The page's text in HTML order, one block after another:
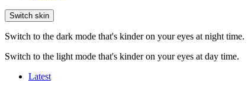
Switch skin
Switch to the dark mode that's kinder on your eyes at night time.
Switch to the light mode that's kinder on your eyes at day time.
Latest